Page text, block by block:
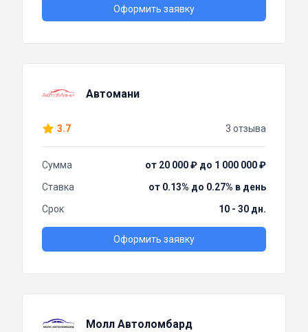
Оформить заявку
Автомани
3.7 3 отзыва
Сумма
от 20 000 ₽ до 1 000 000 ₽
Ставка
от 0.13% до 0.27% в день
Срок
10 - 30 дн.
Оформить заявку
Молл Автоломбард